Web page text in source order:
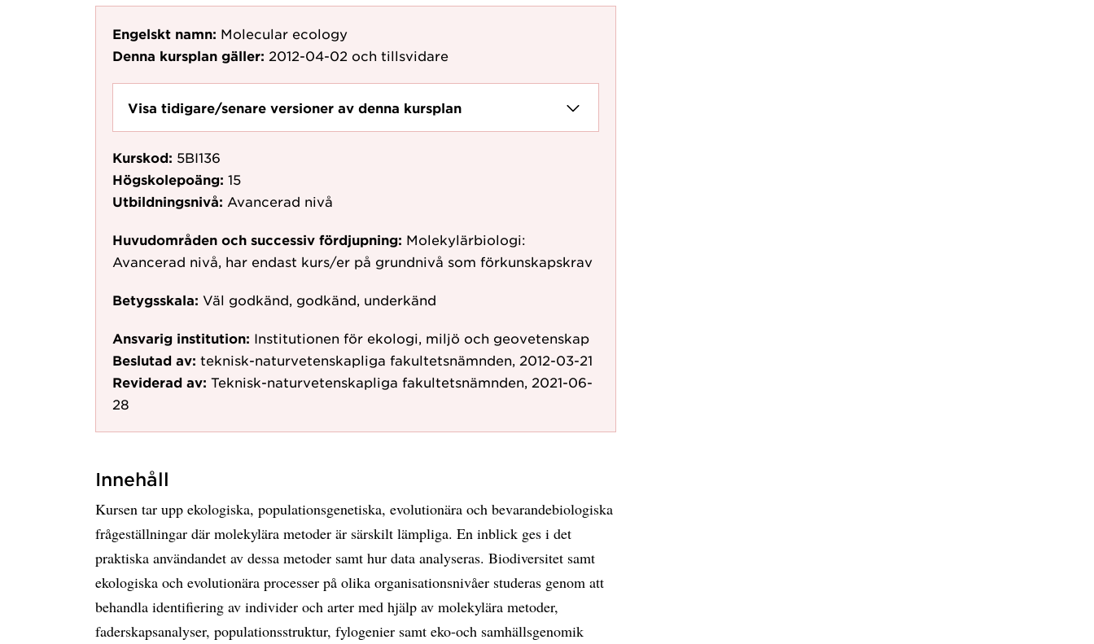
Engelskt namn: Molecular ecology
Denna kursplan gäller: 2012-04-02 och tillsvidare
Visa tidigare/senare versioner av denna kursplan
Kurskod: 5BI136
Högskolepoäng: 15
Utbildningsnivå: Avancerad nivå
Huvudområden och successiv fördjupning: Molekylärbiologi:
Avancerad nivå, har endast kurs/er på grundnivå som förkunskapskrav
Betygsskala: Väl godkänd, godkänd, underkänd
Ansvarig institution: Institutionen för ekologi, miljö och geovetenskap
Beslutad av: teknisk-naturvetenskapliga fakultetsnämnden, 2012-03-21
Reviderad av: Teknisk-naturvetenskapliga fakultetsnämnden, 2021-06-
28
Innehåll
Kursen tar upp ekologiska, populationsgenetiska, evolutionära och bevarandebiologiska
frågeställningar där molekylära metoder är särskilt lämpliga. En inblick ges i det
praktiska användandet av dessa metoder samt hur data analyseras. Biodiversitet samt
ekologiska och evolutionära processer på olika organisationsnivåer studeras genom att
behandla identifiering av individer och arter med hjälp av molekylära metoder,
faderskapsanalyser, populationsstruktur, fylogenier samt eko-och samhällsgenomik